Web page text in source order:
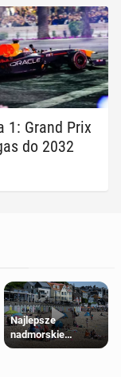
1: Grand Prix
do 2032
Najlepsze
nadmorskie
miasteczko blisko